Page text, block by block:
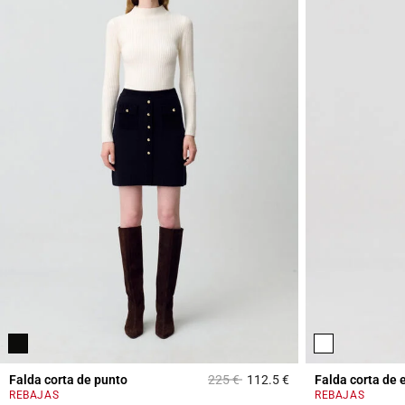
Falda corta de punto Price reduced from
225 €to112.5 €4,2 out of 5
REBAJAS
Falda corta de
REBAJAS